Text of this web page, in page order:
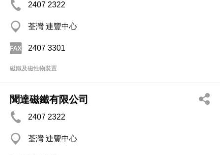
2407 2322
荃灣 連豐中心
2407 3301
磁鐵及磁性物裝置
聞達磁鐵有限公司
2407 2322
荃灣 連豐中心